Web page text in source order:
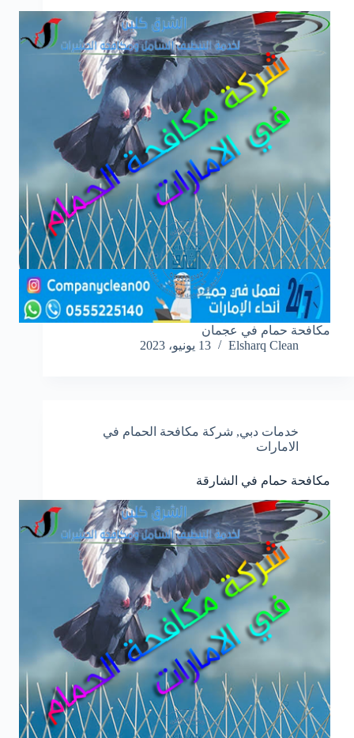
مكافحة حمام في عجمان
Elsharq Clean
13 يونيو، 2023
خدمات دبي, شركة مكافحة الحمام في
الامارات
مكافحة حمام في الشارقة